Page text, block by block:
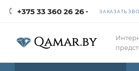
+375 33 360 26 26 ЗАКАЗАТЬ